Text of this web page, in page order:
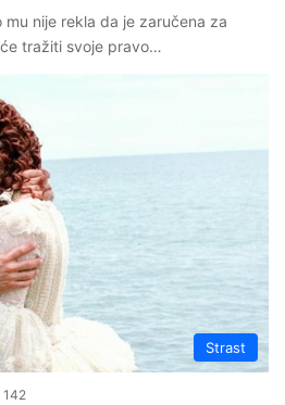
nije rekla da je zaručena za
tražiti svoje pravo…
Strast
142